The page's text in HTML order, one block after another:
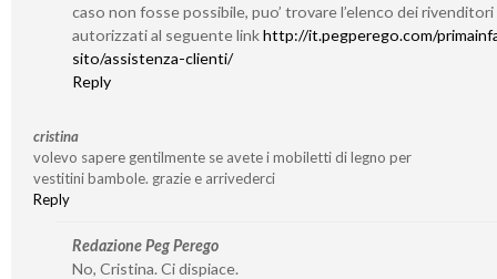
caso non fosse possibile, puo’ trovare l’elenco dei rivenditori
autorizzati al seguente linkhttp://it.pegperego.com/
sito/assistenza-clienti/
Reply
cristina
volevo sapere gentilmente se avete i mobiletti di legno per
vestitini bambole. grazie e arrivederci
Reply
Redazione Peg Perego
No, Cristina. Ci dispiace.